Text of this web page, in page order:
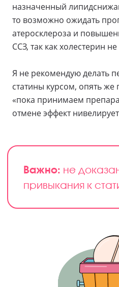
назначенный
то возможно ожидать
атеросклероза и
ССЗ, так как холестерин
Я не рекомендую делать
статины курсом, опять
«пока принимаем
отмене эффект
Важно: не
привыкания к